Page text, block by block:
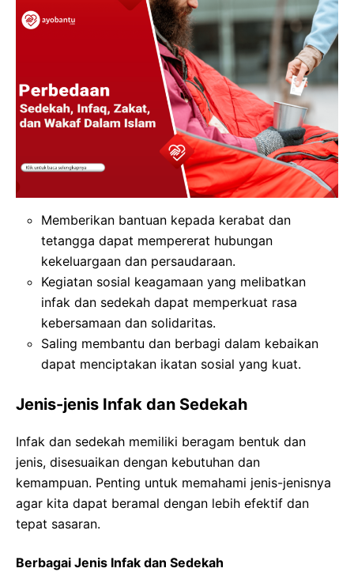
Memberikan bantuan kepada kerabat dan
tetangga dapat mempererat hubungan
kekeluargaan dan persaudaraan.
Kegiatan sosial keagamaan yang melibatkan
infak dan sedekah dapat memperkuat rasa
kebersamaan dan solidaritas.
Saling membantu dan berbagi dalam kebaikan
dapat menciptakan ikatan sosial yang kuat.
Jenis-jenis Infak dan Sedekah
Infak dan sedekah memiliki beragam bentuk dan
jenis, disesuaikan dengan kebutuhan dan
kemampuan. Penting untuk memahami jenis-jenisnya
agar kita dapat beramal dengan lebih efektif dan
tepat sasaran.
Berbagai Jenis Infak dan Sedekah